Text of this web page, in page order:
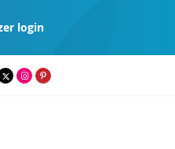
login